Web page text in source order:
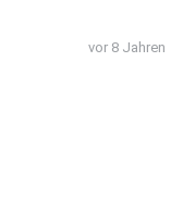
vor 8 Jahren